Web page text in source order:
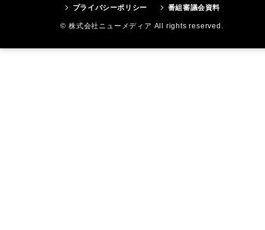
プライバシーポリシー 番組審議会資料
© 株式会社ニューメディア All rights reserved.